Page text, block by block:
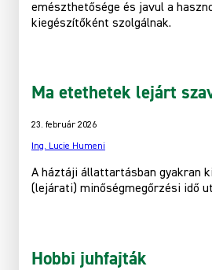
emészthetősége és javul a
kiegészítőként szolgálnak.
Ma etethetek lejárt
23. február 2026
Ing. Lucie Humeni
A háztáji állattartásban gyakran
(lejárati) minőségmegőrzési idő
Hobbi juhfajták